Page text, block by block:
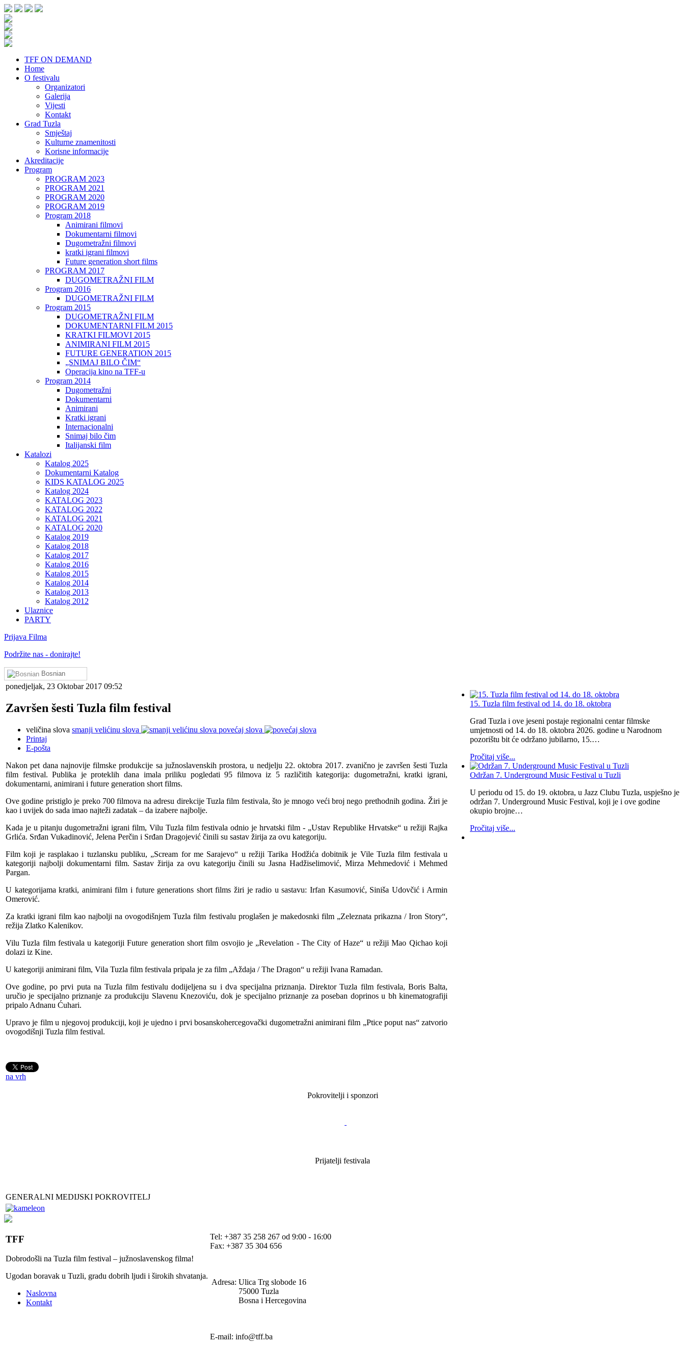
TFF ON DEMAND
Home
O festivalu
Organizatori
Galerija
Vijesti
Kontakt
Grad Tuzla
Smještaj
Kulturne znamenitosti
Korisne informacije
Akreditacije
Program
PROGRAM 2023
PROGRAM 2021
PROGRAM 2020
PROGRAM 2019
Program 2018
Animirani filmovi
Dokumentarni filmovi
Dugometražni filmovi
kratki igrani filmovi
Future generation short films
PROGRAM 2017
DUGOMETRAŽNI FILM
Program 2016
DUGOMETRAŽNI FILM
Program 2015
DUGOMETRAŽNI FILM
DOKUMENTARNI FILM 2015
KRATKI FILMOVI 2015
ANIMIRANI FILM 2015
FUTURE GENERATION 2015
„SNIMAJ BILO ČIM“
Operacija kino na TFF-u
Program 2014
Dugometražni
Dokumentarni
Animirani
Kratki igrani
Internacionalni
Snimaj bilo čim
Italijanski film
Katalozi
Katalog 2025
Dokumentarni Katalog
KIDS KATALOG 2025
Katalog 2024
KATALOG 2023
KATALOG 2022
KATALOG 2021
KATALOG 2020
Katalog 2019
Katalog 2018
Katalog 2017
Katalog 2016
Katalog 2015
Katalog 2014
Katalog 2013
Katalog 2012
Ulaznice
PARTY
Prijava Filma
Podržite nas - donirajte!
Bosnian
ponedjeljak, 23 Oktobar 2017 09:52
Završen šesti Tuzla film festival
veličina slova smanji velićinu slova
povećaj slova
Printaj
E-pošta
Nakon pet dana najnovije filmske produkcije sa južnoslavenskih prostora, u nedjelju 22. oktobra 2017. zvanično je završen šesti Tuzla
film festival. Publika je proteklih dana imala priliku pogledati 95 filmova iz 5 različitih kategorija: dugometražni, kratki igrani,
dokumentarni, animirani i future generation short films.
Ove godine pristiglo je preko 700 filmova na adresu direkcije Tuzla film festivala, što je mnogo veći broj nego prethodnih godina. Žiri je
kao i uvijek do sada imao najteži zadatak – da izabere najbolje.
Kada je u pitanju dugometražni igrani film, Vilu Tuzla film festivala odnio je hrvatski film - „Ustav Republike Hrvatske“ u režiji Rajka
Grlića. Srđan Vukadinović, Jelena Perčin i Srđan Dragojević činili su sastav žirija za ovu kategoriju.
Film koji je rasplakao i tuzlansku publiku, „Scream for me Sarajevo“ u režiji Tarika Hodžića dobitnik je Vile Tuzla film festivala u
kategoriji najbolji dokumentarni film. Sastav žirija za ovu kategoriju činili su Jasna Hadžiselimović, Mirza Mehmedović i Mehmed
Pargan.
U kategorijama kratki, animirani film i future generations short films žiri je radio u sastavu: Irfan Kasumović, Siniša Udovčić i Armin
Omerović.
Za kratki igrani film kao najbolji na ovogodišnjem Tuzla film festivalu proglašen je makedosnki film „Zeleznata prikazna / Iron Story“,
režija Zlatko Kalenikov.
Vilu Tuzla film festivala u kategoriji Future generation short film osvojio je „Revelation - The City of Haze“ u režiji Mao Qichao koji
dolazi iz Kine.
U kategoriji animirani film, Vila Tuzla film festivala pripala je za film „Aždaja / The Dragon“ u režiji Ivana Ramadan.
Ove godine, po prvi puta na Tuzla film festivalu dodijeljena su i dva specijalna priznanja. Direktor Tuzla film festivala, Boris Balta,
uručio je specijalno priznanje za produkciju Slavenu Knezoviću, dok je specijalno priznanje za poseban doprinos u bh kinematografiji
pripalo Adnanu Ćuhari.
Upravo je film u njegovoj produkciji, koji je ujedno i prvi bosanskohercegovački dugometražni animirani film „Ptice poput nas“ zatvorio
ovogodišnji Tuzla film festival.
na vrh
15. Tuzla film festival od 14. do 18. oktobra
Grad Tuzla i ove jeseni postaje regionalni centar filmske
umjetnosti od 14. do 18. oktobra 2026. godine u Narodnom
pozorištu bit će održano jubilarno, 15.…
Pročitaj više...
Održan 7. Underground Music Festival u Tuzli
U periodu od 15. do 19. oktobra, u Jazz Clubu Tuzla, uspješno je
održan 7. Underground Music Festival, koji je i ove godine
okupio brojne…
Pročitaj više...
Pokrovitelji i sponzori
Prijatelji festivala
GENERALNI MEDIJSKI POKROVITELJ
TFF
Dobrodošli na Tuzla film festival – južnoslavenskog filma!
Ugodan boravak u Tuzli, gradu dobrih ljudi i širokih shvatanja.
Naslovna
Kontakt
Tel: +387 35 258 267 od 9:00 - 16:00
Fax: +387 35 304 656
Adresa: Ulica Trg slobode 16
75000 Tuzla
Bosna i Hercegovina
E-mail: info@tff.ba